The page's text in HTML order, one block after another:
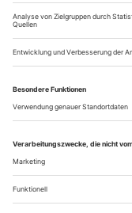
Sechs
Jahrzehnten hat die
in ihrer Gold-
herausgebracht.
(«Ariadne auf
der
dem Dirigenten Karl
Über uns